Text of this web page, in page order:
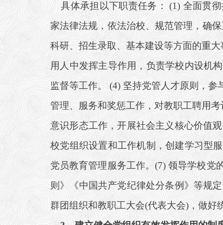
具体承担以下职责任务： (1) 全面贯彻
家法律法规，依法治校、规范管理，确
科研、招生录取、基本建设等方面的重
用人中发挥主导作用，负责学校内设机
监督等工作。 (4) 坚持党管人才原则，
管理、服务和奖惩工作，对教职工聘用
意识形态工作，开展社会主义核心价值
校党组织设置和工作机制，创建学习型
党员教育管理服务工作。(7) 领导学校党
则》《中国共产党纪律处分条例》等规
群团组织和教职工大会(代表大会)，做好